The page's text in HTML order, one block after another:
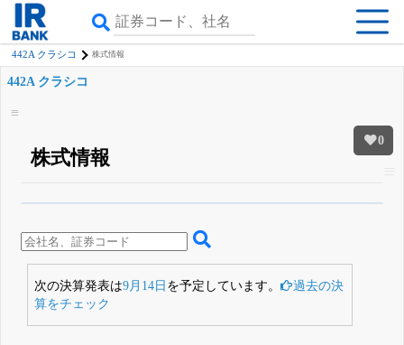
442A クラシコ 株式情報
0
442A クラシコ
株式情報
詳しく見られる無料でβ版をはじめる
登録すると永久30%OFFと米株版の先行利用も付きます
次の決算発表は9月14日 を予定しています。
過去の決
算をチェック